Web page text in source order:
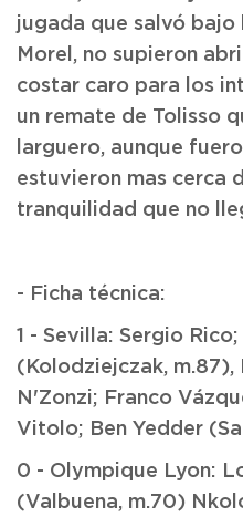
jugada que salvó bajo
Morel, no supieron
costar caro para los
un remate de Tolisso
larguero, aunque
estuvieron mas cerca
tranquilidad que no
- Ficha técnica:
1 - Sevilla: Sergio
(Kolodziejczak, m.87),
N'Zonzi; Franco
Vitolo; Ben Yedder
0 - Olympique Lyon:
(Valbuena, m.70)